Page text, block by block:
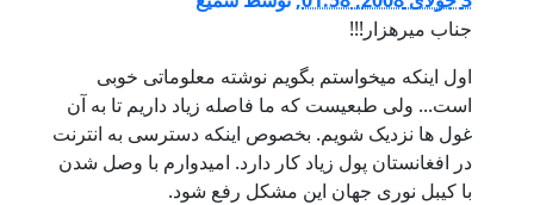
جناب میرهزار!!!
اول اینکه میخواستم بگویم نوشته معلوماتی خوبی
است... ولی طبعیست که ما فاصله زیاد داریم تا به آن
غول ها نزدیک شویم. بخصوص اینکه دسترسی به انترنت
در افغانستان پول زیاد کار دارد. امیدوارم با وصل شدن
با کیبل نوری جهان این مشکل رفع شود.